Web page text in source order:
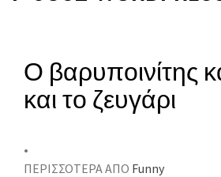
Ο βαρυποινίτης
και το ζευγάρι
•
ΠΕΡΙΣΣΟΤΕΡΑ ΑΠΟ Funny